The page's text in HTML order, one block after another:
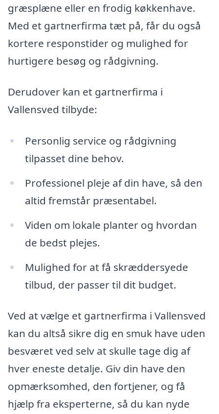
græsplæne eller en frodig køkkenhave.
Med et gartnerfirma tæt på, får du også
kortere responstider og mulighed for
hurtigere besøg og rådgivning.
Derudover kan et gartnerfirma i
Vallensved tilbyde:
Personlig service og rådgivning
tilpasset dine behov.
Professionel pleje af din have, så den
altid fremstår præsentabel.
Viden om lokale planter og hvordan
de bedst plejes.
Mulighed for at få skræddersyede
tilbud, der passer til dit budget.
Ved at vælge et gartnerfirma i Vallensved
kan du altså sikre dig en smuk have uden
besværet ved selv at skulle tage dig af
hver eneste detalje. Giv din have den
opmærksomhed, den fortjener, og få
hjælp fra eksperterne, så du kan nyde